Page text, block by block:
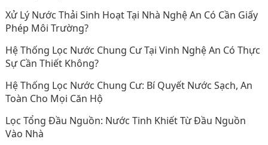
Xử Lý Nước Thải Sinh Hoạt Tại Nhà Nghệ An Có Cần Giấy
Phép Môi Trường?
Hệ Thống Lọc Nước Chung Cư Tại Vinh Nghệ An Có Thực
Sự Cần Thiết Không?
Hệ Thống Lọc Nước Chung Cư: Bí Quyết Nước Sạch, An
Toàn Cho Mọi Căn Hộ
Lọc Tổng Đầu Nguồn: Nước Tinh Khiết Từ Đầu Nguồn
Vào Nhà